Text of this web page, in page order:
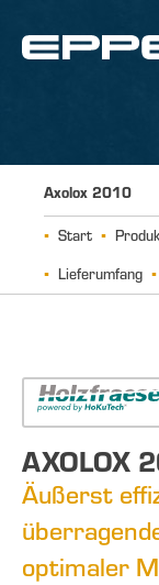
Axolox 2010
Start
Lieferumfang
AXOLOX
Äußerst
optimaler